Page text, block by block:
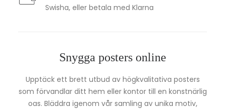
Swisha, eller betala med Klarna
Snygga posters online
Upptäck ett brett utbud av högkvalitativa posters
som förvandlar ditt hem eller kontor till en konstnärlig
oas. Bläddra igenom vår samling av unika motiv,